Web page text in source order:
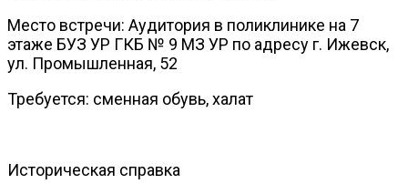
Место встречи: Аудитория в поликлинике на 7
этаже БУЗ УР ГКБ № 9 МЗ УР по адресу г. Ижевск,
ул. Промышленная, 52
Требуется: сменная обувь, халат
Историческая справка